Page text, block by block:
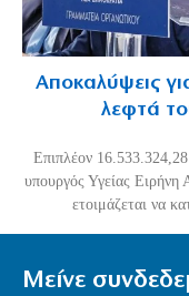
Αποκαλύψεις
λεφτά
Επιπλέον
υπουργός Υγείας
ετοιμάζεται να
Μείνε